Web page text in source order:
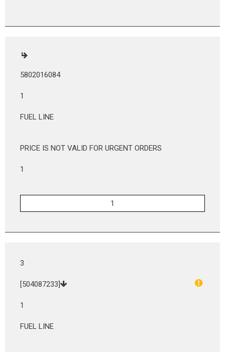
5802016084
1
FUEL LINE
PRICE IS NOT VALID FOR URGENT ORDERS
1
3
[504087233]
1
FUEL LINE